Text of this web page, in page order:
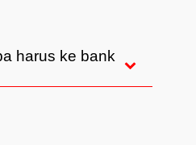
harus ke bank